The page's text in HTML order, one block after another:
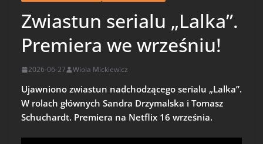
Zwiastun serialu „Lalka”.
Premiera we wrześniu!
2026-06-27 Wiola Mickiewicz
Ujawniono zwiastun nadchodzącego serialu „Lalka”.
W rolach głównych Sandra Drzymalska i Tomasz
Schuchardt. Premiera na Netflix 16 września.